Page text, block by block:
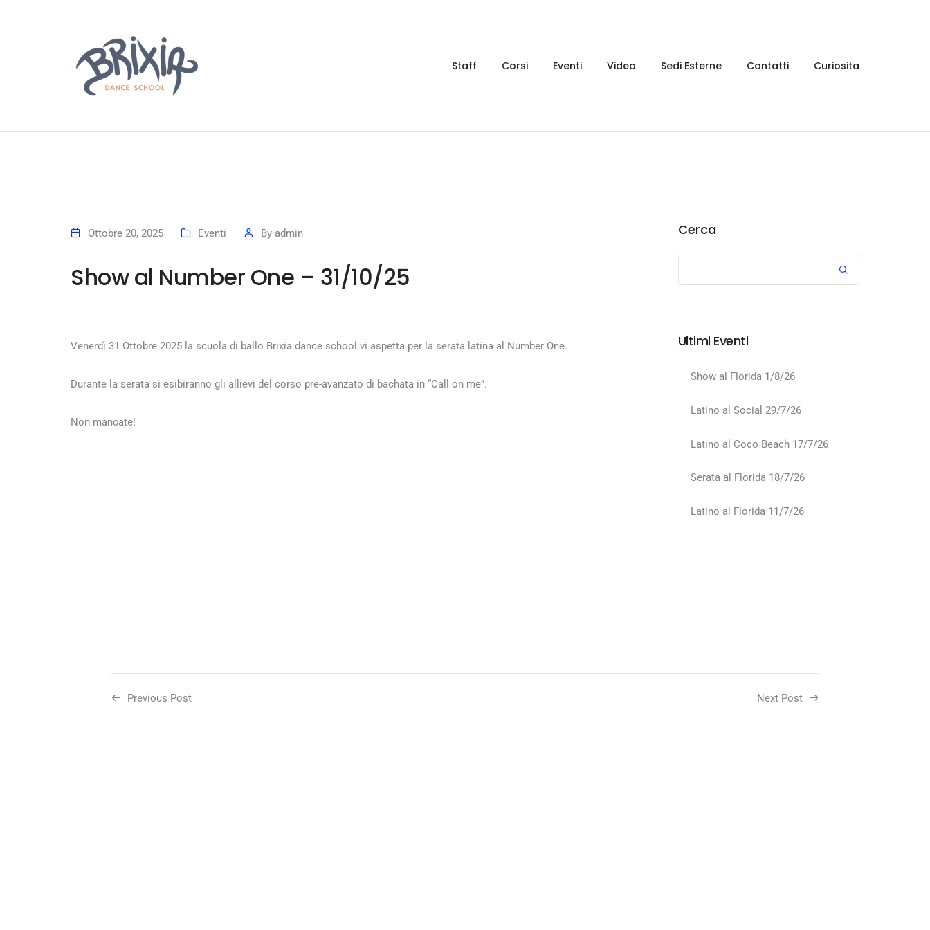
Staff Corsi Eventi Video Sedi Esterne Contatti Curiosita
Ottobre 20, 2025 Eventi By admin
Show al Number One – 31/10/25
Venerdì 31 Ottobre 2025 la scuola di ballo Brixia dance school vi aspetta per la serata latina al Number One.
Durante la serata si esibiranno gli allievi del corso pre-avanzato di bachata in “Call on me”.
Non mancate!
Cerca
Ultimi Eventi
Show al Florida 1/8/26
Latino al Social 29/7/26
Latino al Coco Beach 17/7/26
Serata al Florida 18/7/26
Latino al Florida 11/7/26
Previous Post Next Post